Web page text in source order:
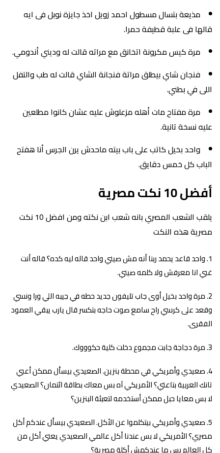
مذيعة بتسال مسطول احمد زويل اخذ جايزة نوبل فى ايه
قالها فى علبة قطيفة حمرا.
مرة كيس مكرونة اتخانق مع مراته قالت له وديني أندومي.
فنجان شاي بيطلق مراتة فنجانة الشاي قالت له طب والتفل
اللى في بطني.
مرة مفتاح مات أهله مزعلوش عليه عشان كانوا مطلعين
عليه نسخة تانية.
واحد بخيل كاتب على باب بيته ماحدش يرن الجرس أنا هفتح
الباب كل خمس دقايق.
أفضل 10 نكت مصرية
يلقب الشعب المصري بانه شعب ابن نكته ومن افضل 10 نكت
مصرية هذه النكت
واحد قاعد يحمد ربنا أنه مش صيني واحد قاله ليه كده؟ قاله أنت
غبي انا معرفش ولا كلمه صيني.
مرة واحد بخيل أوى جاب تليفون جديد حطه في جيبه اللي ورا ونسي
وقعد على كرسي راح سامع صوت حاجه بتكسر قال يارب يبقي العمود
الفقرى.
مرة دجاجة جابت مجموع دخلت كلية حكوووك.
صعيدي وأمريكي في محطة بنزين. الصعيدي بيسأل ممكن أعبي
تانك العربية بتاعتي؟ الأمريكي آه بس معاك بطاقة ائتمان؟ الصعيدي
لا بس معايا حبل ممكن أستخدمه لتعبئة البنزين؟
صعيدي وأمريكي بيتكلموا عن الأكل. الصعيدي بيسأل عندكم أكل
مصري؟ الأمريكي لا بس عندنا أكل عالمي الصعيدي يعني أكل من
كل العالم بس ما عندكمش أكلة مصرية؟